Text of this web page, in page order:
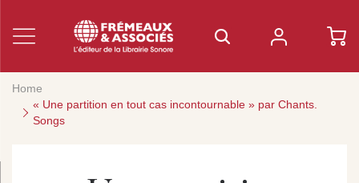
Home
« Une partition en tout cas incontournable » par Chants.
Songs